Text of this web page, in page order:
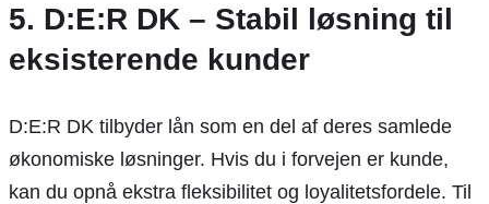
5. D:E:R DK – Stabil løsning til
eksisterende kunder
D:E:R DK tilbyder lån som en del af deres samlede
økonomiske løsninger. Hvis du i forvejen er kunde,
kan du opnå ekstra fleksibilitet og loyalitetsfordele. Til